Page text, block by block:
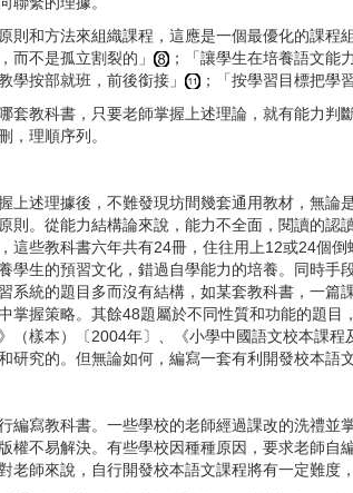
和方法來組織課程，這應是一個最優化的課程組
而不是孤立割裂的」
；「讓學生在培養語文能
學按部就班，前後銜接」
；「按學習目標把學
教科書，只要老師掌握上述理論，就有能力判
，理順序列。
述理據後，不難發現坊間幾套通用教材，無論
則。從能力結構論來說，能力不全面，閱讀的
這些教科書六年共有24冊，住往用上12或24個
學生的預習文化，錯過自學能力的培養。同時
系統的題目多而沒有結構，如某套教科書，一
掌握策略。其餘48題屬於不同性質和功能的題
（樣本）〔2004年〕、《小學中國語文校本課
研究的。但無論如何，編寫一套有利開發校本語
寫教科書。一些學校的老師經過課改的洗禮並
權不易解決。有些學校因種種原因，要求老師
老師來說，自行開發校本語文課程將有一定難度